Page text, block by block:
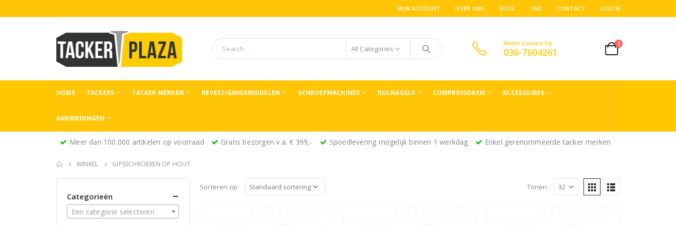
MIJN ACCOUNT OVER ONS BLOG FAQ CONTACT LOG IN
All Categories
Neem Contact Op
036-7604261
0
HOME TACKERS TACKER MERKEN BEVESTIGINGSMIDDELEN SCHROEFMACHINES ROLNAGELS COMPRESSOREN ACCESSOIRES
AANBIEDINGEN
Meer dan 100.000 artikelen op voorraad Gratis bezorgen v.a. € 399,- Spoedlevering mogelijk binnen 1 werkdag Enkel gerenommeerde tacker merken
WINKEL GIPSSCHROEVEN OP HOUT
Sorteren op: Tonen:
Categorieën
Een categorie selecteren